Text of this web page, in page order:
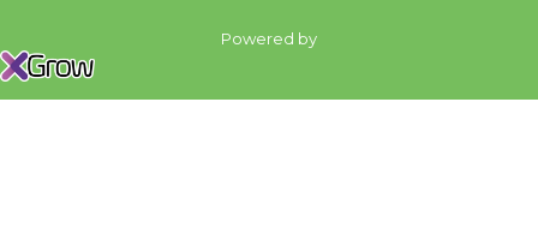
Powered by